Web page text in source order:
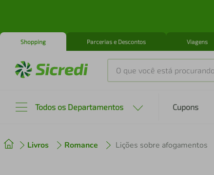
Shopping Parcerias e Descontos Viagens
O que você está procurando?
Todos os Departamentos Cupons
Livros Romance Lições sobre afogamentos
2 cafeteira